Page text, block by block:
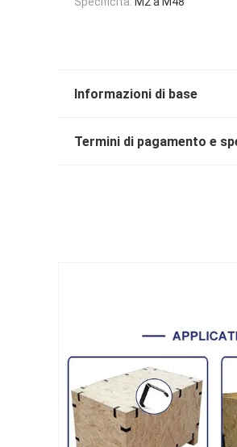
Informazioni di base
Termini di pagamento e